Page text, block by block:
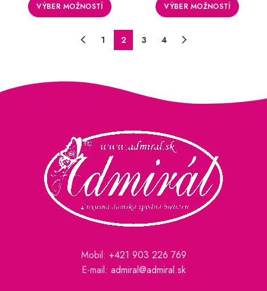
VÝBER MOŽNOSTÍ VÝBER MOŽNOSTÍ
1 2 3 4
Mobil: +421 903 226 769
E-mail: admiral@admiral.sk